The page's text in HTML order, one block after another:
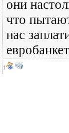
они
что
нас
1